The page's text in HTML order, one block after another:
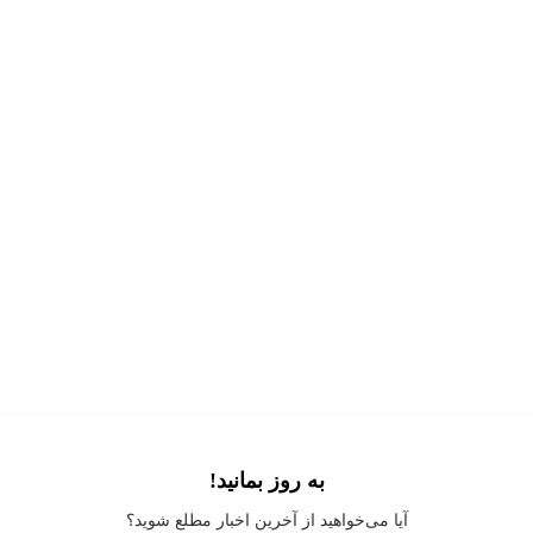
Application error: a client
-side exception has occurred while loading
به روز بمانید!
آیا می‌خواهید از آخرین اخبار مطلع شوید؟